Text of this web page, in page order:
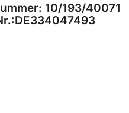
10/193/40071